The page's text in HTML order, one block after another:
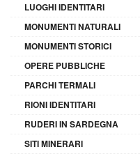
LUOGHI IDENTITARI
MONUMENTI NATURALI
MONUMENTI STORICI
OPERE PUBBLICHE
PARCHI TERMALI
RIONI IDENTITARI
RUDERI IN SARDEGNA
SITI MINERARI